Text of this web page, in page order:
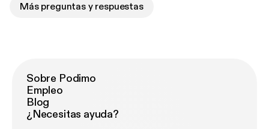
Más preguntas y respuestas
Sobre Podimo
Empleo
Blog
¿Necesitas ayuda?